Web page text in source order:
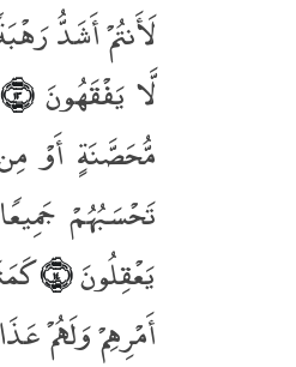
لَأَنتُمْ أَشَدُّ
لَّا يَفْقَهُونَ﴿١٣﴾
مُّحَصَّنَةٍ أَوْ
تَحْسَبُهُمْ
يَعْقِلُونَ﴿١٤﴾
أَمْرِهِمْ وَلَهُمْ